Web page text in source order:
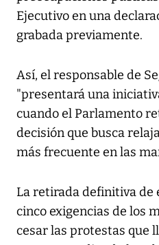
Ejecutivo en una
grabada previamente.
Así, el responsable de
"presentará una
cuando el Parlamento
decisión que busca
más frecuente en las
La retirada definitiva de
cinco exigencias de los
cesar las protestas que